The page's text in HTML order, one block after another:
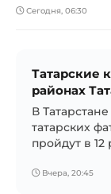
Сегодня, 06:30
Татарские
районах
В
татарских
пройдут в 12
Вчера, 20:45